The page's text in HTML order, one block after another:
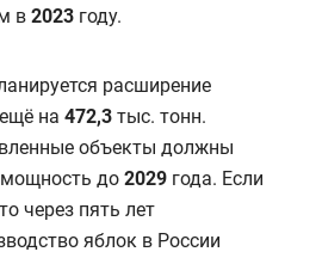
в 2023 году.
расширение
на 472,3 тыс. тонн.
объекты должны
до 2029 года. Если
через пять лет
яблок в России